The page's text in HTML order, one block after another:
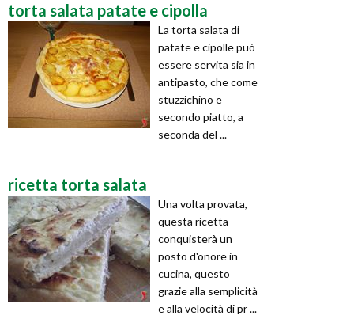
torta salata patate e cipolla
La torta salata di
patate e cipolle può
essere servita sia in
antipasto, che come
stuzzichino e
secondo piatto, a
seconda del ...
ricetta torta salata
Una volta provata,
questa ricetta
conquisterà un
posto d'onore in
cucina, questo
grazie alla semplicità
e alla velocità di pr ...